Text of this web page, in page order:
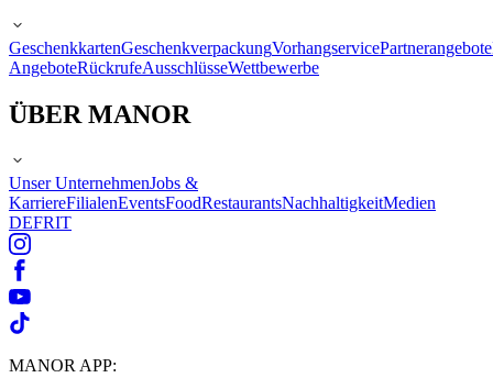
GeschenkkartenGeschenkverpackungVorhangservicePartnerangebote
AngeboteRückrufeAusschlüsseWettbewerbe
ÜBER MANOR
Unser UnternehmenJobs &
KarriereFilialenEventsFoodRestaurantsNachhaltigkeitMedien
DEFRIT
MANOR APP: